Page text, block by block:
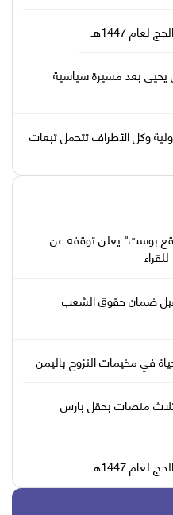
1447هـ
يحيى بعد مسيرة سياسية
وكل الأطراف تتحمل تبعات
بوست" يعلن توقفه عن
قبل ضمان حقوق الشعب
في مخيمات النزوح باليمن
ثلاث منصات بحقل بارس
1447هـ